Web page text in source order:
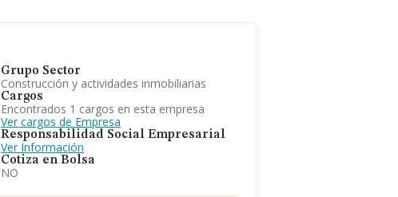
Grupo Sector
Construcción y actividades inmobiliarias
Cargos
Encontrados 1 cargos en esta empresa
Ver cargos de Empresa
Responsabilidad Social Empresarial
Ver Información
Cotiza en Bolsa
NO